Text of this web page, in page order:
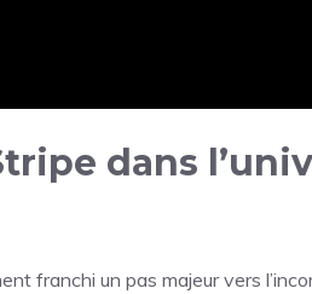
dans
franchi un pas majeur vers